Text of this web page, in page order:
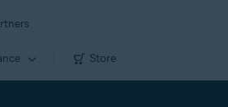
Store